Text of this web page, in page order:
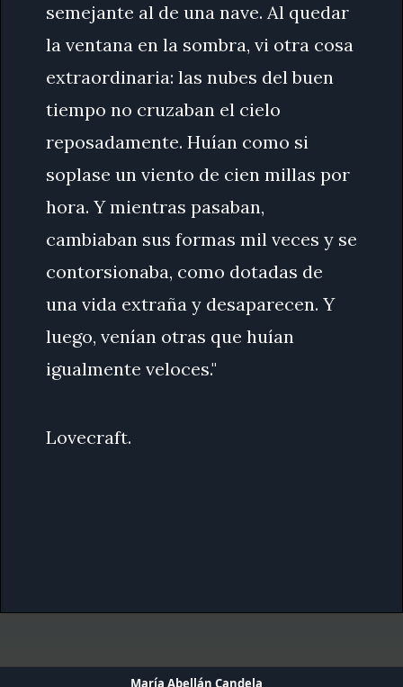
semejante al de una nave. Al quedar
la ventana en la sombra, vi otra cosa
extraordinaria: las nubes del buen
tiempo no cruzaban el cielo
reposadamente. Huían como si
soplase un viento de cien millas por
hora. Y mientras pasaban,
cambiaban sus formas mil veces y se
contorsionaba, como dotadas de
una vida extraña y desaparecen. Y
luego, venían otras que huían
igualmente veloces."
Lovecraft.
María Abellán Candela